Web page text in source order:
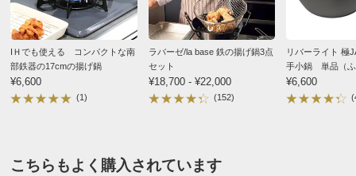
■素材：鍋…鉄（ふっ素樹脂塗膜加工）、アミ・フタ…ス
テンレス
■備考：IH対応・ガス火対応
■日本製
2025/11/15
ブラック
まで一大事業でした。でもこの鍋はコンパクトでパッと
IＨでも使える コンパクトな南
部鉄器の17cmの揚げ鍋
¥6,600
(1)
ラバーゼ/la base 鉄の揚げ鍋3点
セット
¥18,700 - ¥22,000
(152)
リバーライト 極JAPAN20cm片
手小鍋 単品（
フライパン
¥6,600
こちらもよく購入されています